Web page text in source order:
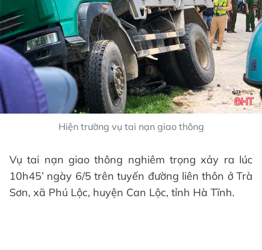
Hiện trường vụ tai nạn giao thông
Vụ tai nạn giao thông nghiêm trọng xảy ra lúc
10h45’ ngày 6/5 trên tuyến đường liên thôn ở Trà
Sơn, xã Phú Lộc, huyện Can Lộc, tỉnh Hà Tĩnh.